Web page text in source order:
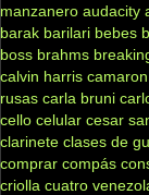
manzanero audacity
barak barilari bebes
boss brahms
calvin harris camaron
rusas carla bruni
cello celular cesar
clarinete clases de
comprar compás
criolla cuatro